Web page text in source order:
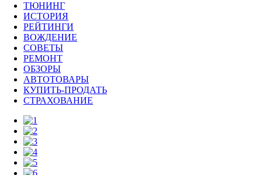
ТЮНИНГ
ИСТОРИЯ
РЕЙТИНГИ
ВОЖДЕНИЕ
СОВЕТЫ
РЕМОНТ
ОБЗОРЫ
АВТОТОВАРЫ
КУПИТЬ-ПРОДАТЬ
СТРАХОВАНИЕ